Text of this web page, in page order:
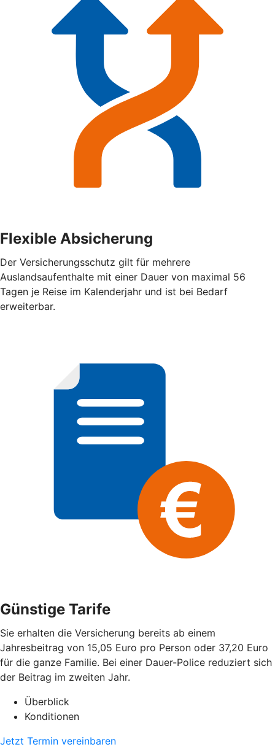
Flexible Absicherung
Der Versicherungsschutz gilt für mehrere
Auslandsaufenthalte mit einer Dauer von maximal 56
Tagen je Reise im Kalenderjahr und ist bei Bedarf
erweiterbar.
Günstige Tarife
Sie erhalten die Versicherung bereits ab einem
Jahresbeitrag von 15,05 Euro pro Person oder 37,20 Euro
für die ganze Familie. Bei einer Dauer-Police reduziert sich
der Beitrag im zweiten Jahr.
Überblick
Konditionen
Jetzt Termin vereinbaren